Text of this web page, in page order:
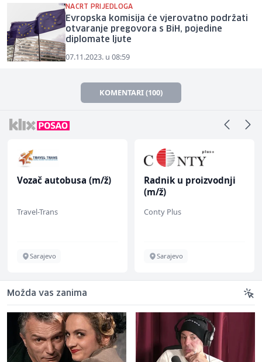
NACRT PRIJEDLOGA
Evropska komisija će vjerovatno podržati
otvaranje pregovora s BiH, pojedine
diplomate ljute
07.11.2023. u 08:59
KOMENTARI (100)
Vozač autobusa (m/ž)
Travel-Trans
Sarajevo
Radnik u proizvodnji
(m/ž)
Conty Plus
Sarajevo
Možda vas zanima